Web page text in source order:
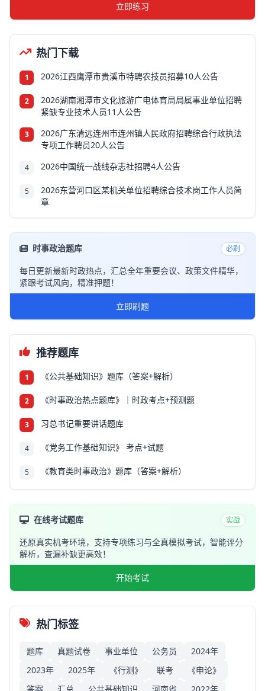
立即练习
热门下载
1 2026江西鹰潭市贵溪市特聘农技员招募10人公告
2
2026湖南湘潭市文化旅游广电体育局局属事业单位招聘
紧缺专业技术人员11人公告
3
2026广东清远连州市连州镇人民政府招聘综合行政执法
专项工作聘员20人公告
4 2026中国统一战线杂志社招聘4人公告
5
2026东营河口区某机关单位招聘综合技术岗工作人员简
章
时事政治题库 必刷
每日更新最新时政热点，汇总全年重要会议、政策文件精华，
紧跟考试风向，精准押题！
立即刷题
推荐题库
1 《公共基础知识》题库（答案+解析）
2 《时事政治热点题库》｜时政考点+预测题
3 习总书记重要讲话题库
4 《党务工作基础知识》 考点+试题
5 《教育类时事政治》题库（答案+解析）
在线考试题库 实战
还原真实机考环境，支持专项练习与全真模拟考试，智能评分
解析，查漏补缺更高效！
开始考试
热门标签
题库 真题试卷 事业单位 公务员
2024年
2023年
2025年 《行测》 联考
《申论》